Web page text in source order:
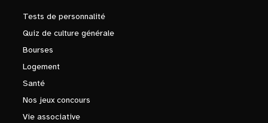
Tests de personnalité
Quiz de culture générale
Bourses
Logement
Santé
Nos jeux concours
Vie associative